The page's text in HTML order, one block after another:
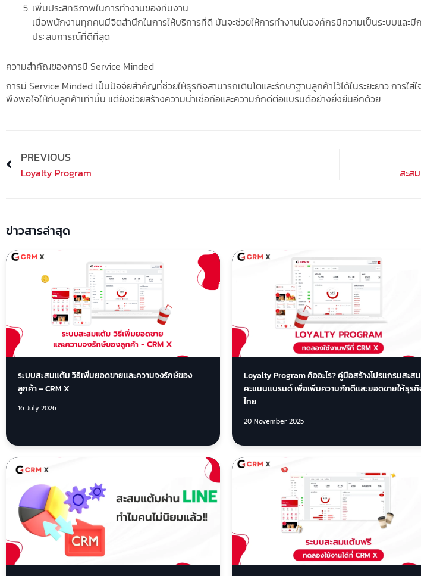
เพิ่มประสิทธิภาพในการทำงานของทีมงาน
เมื่อพนักงานทุกคนมีจิตสำนึกในการให้บริการที่ดี มันจะช่วยให้การทำงานในองค์กรมีความเป็นระบบและ
ประสบการณ์ที่ดีที่สุด
ความสำคัญของการมี Service Minded
การมี Service Minded เป็นปัจจัยสำคัญที่ช่วยให้ธุรกิจสามารถเติบโตและรักษาฐานลูกค้าไว้ได้ในระยะยาว การใ
พึงพอใจให้กับลูกค้าเท่านั้น แต่ยังช่วยสร้างความน่าเชื่อถือและความภักดีต่อแบรนด์อย่างยั่งยืนอีกด้วย
Prev
PREVIOUS
Loyalty Program สะส
ข่าวสารล่าสุด
ระบบสะสมแต้ม วิธีเพิ่มยอดขายและความจงรักษ์ของ
ลูกค้า – CRM X
16 July 2026
Loyalty Program คืออะไร? คู่มือสร้างโปรแกรมสะสม
คะแนนแบรนด์ เพื่อเพิ่มความภักดีและยอดขายให้ธุร
ไทย
20 November 2025